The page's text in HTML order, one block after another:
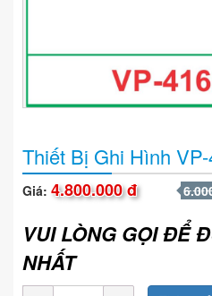
Thiết Bị Ghi Hình
Giá: 4.800.000 đ
VUI LÒNG GỌI ĐỂ
NHẤT